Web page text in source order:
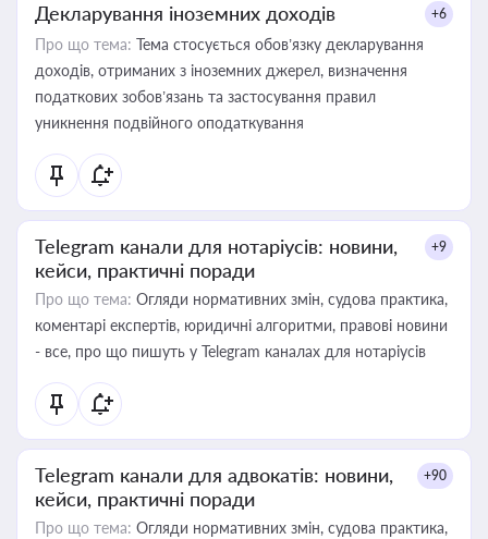
Декларування іноземних доходів +6
Про що тема: Тема стосується обов’язку декларування
доходів, отриманих з іноземних джерел, визначення
податкових зобов’язань та застосування правил
уникнення подвійного оподаткування
Telegram канали для нотаріусів: новини,
кейси, практичні поради
+9
Про що тема: Огляди нормативних змін, судова практика,
коментарі експертів, юридичні алгоритми, правові новини
- все, про що пишуть у Telegram каналах для нотаріусів
Telegram канали для адвокатів: новини,
кейси, практичні поради
+90
Про що тема: Огляди нормативних змін, судова практика,